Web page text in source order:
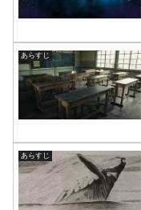
あらすじ
あらすじ